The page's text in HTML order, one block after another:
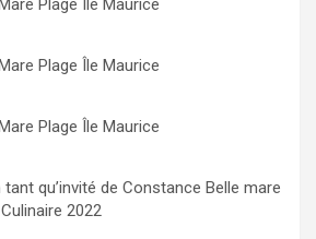
qu’invité de Constance Belle mare
2022